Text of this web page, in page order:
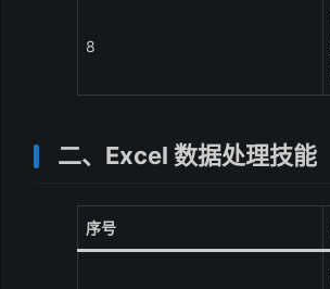
8
二、Excel 数据处理技能
序号